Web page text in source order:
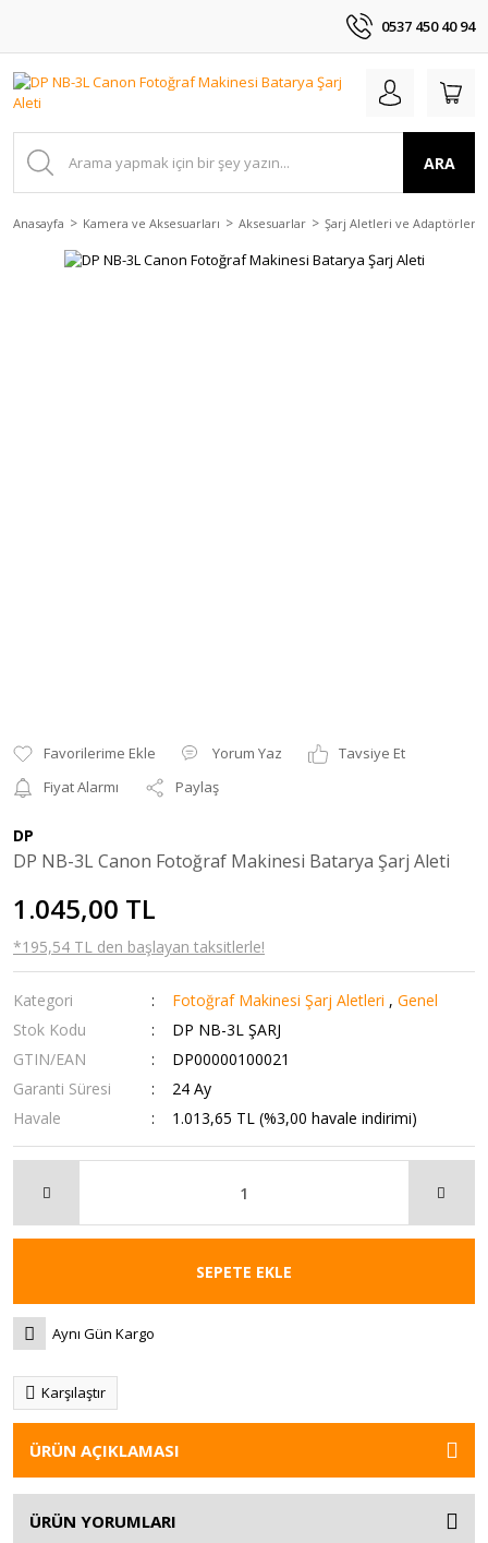
0537 450 40 94
ARA
Anasayfa Kamera ve Aksesuarları Aksesuarlar Şarj Aletleri ve Adaptörler
Yorum Yaz
Tavsiye Et
Fiyat Alarmı
Paylaş
DP
DP NB-3L Canon Fotoğraf Makinesi Batarya Şarj Aleti
1.045,00 TL
*195,54 TL den başlayan taksitlerle!
Kategori Fotoğraf Makinesi Şarj Aletleri ,Genel
Stok Kodu
DP NB-3L ŞARJ
GTIN/EAN
DP00000100021
Garanti Süresi
24 Ay
Havale
1.013,65 TL (%3,00 havale indirimi)
SEPETE EKLE
Aynı Gün Kargo
Karşılaştır
ÜRÜN AÇIKLAMASI
ÜRÜN YORUMLARI